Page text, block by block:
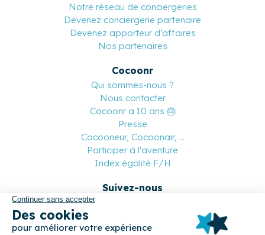
Notre réseau de conciergeries
Devenez conciergerie partenaire
Devenez apporteur d’affaires
Nos partenaires
Cocoonr
Qui sommes-nous ?
Nous contacter
Cocoonr a 10 ans 🎂
Presse
Cocooneur, Cocoonair, ...
Participer à l'aventure
Index égalité F/H
Suivez-nous